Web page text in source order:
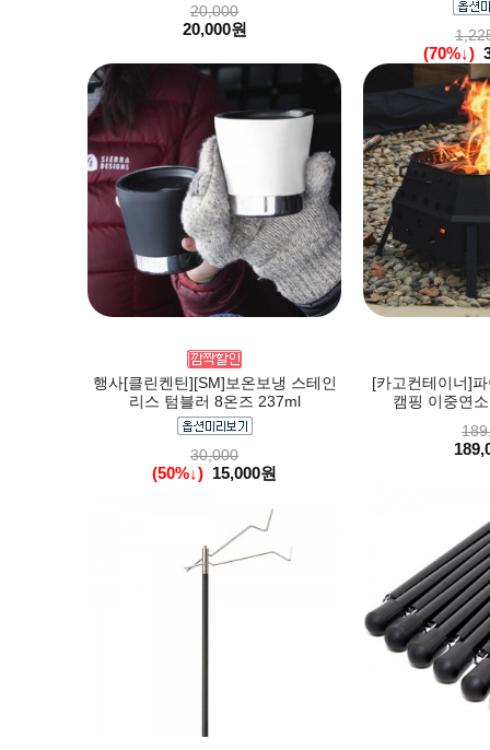
20,000
20,000원
(70%↓)
행사[클린켄틴][SM]보온보냉 스테인
리스 텀블러 8온즈 237ml
30,000
(50%↓) 15,000원
[카고컨테이너]
캠핑 이중연